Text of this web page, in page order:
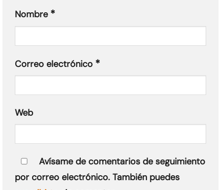
Nombre *
Correo electrónico *
Web
Avísame de comentarios de seguimiento
por correo electrónico. También puedes